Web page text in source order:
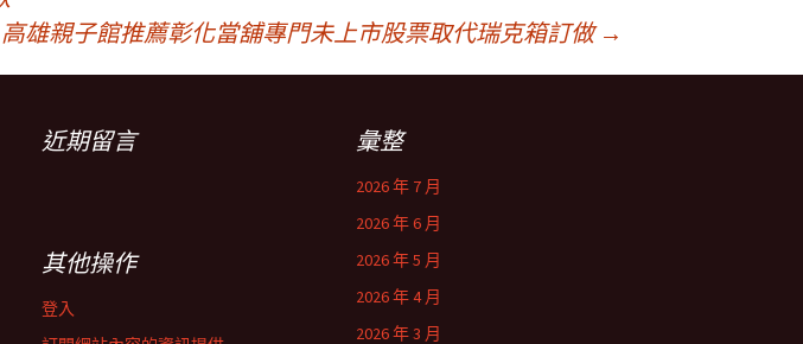
高雄親子館推薦彰化當舖專門未上市股票取代瑞克箱訂做 →
近期留言 彙整
2026 年 7 月
2026 年 6 月
2026 年 5 月
2026 年 4 月
2026 年 3 月
其他操作
登入